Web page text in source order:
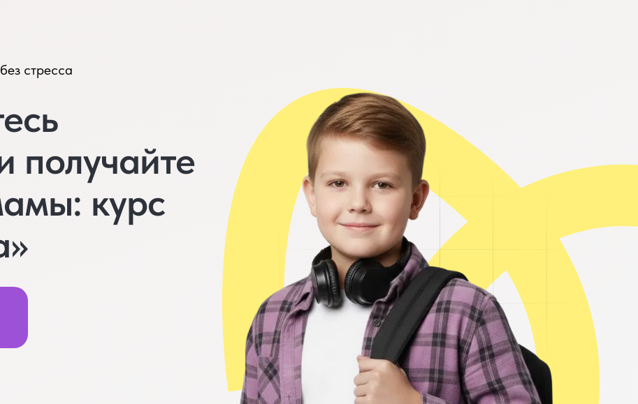
получайте
курс
стресса